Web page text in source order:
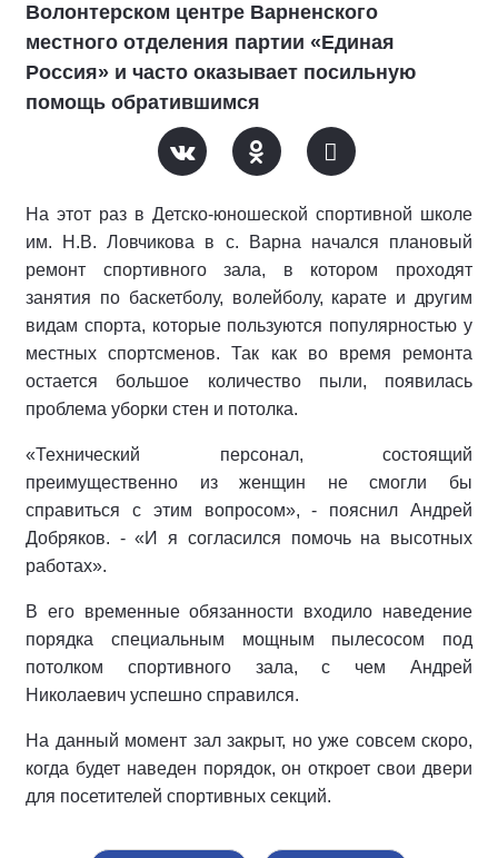
Волонтерском центре Варненского
местного отделения партии «Единая
Россия» и часто оказывает посильную
помощь обратившимся
На этот раз в Детско-юношеской спортивной школе
им. Н.В. Ловчикова в с. Варна начался плановый
ремонт спортивного зала, в котором проходят
занятия по баскетболу, волейболу, карате и другим
видам спорта, которые пользуются популярностью у
местных спортсменов. Так как во время ремонта
остается большое количество пыли, появилась
проблема уборки стен и потолка.
«Технический персонал, состоящий
преимущественно из женщин не смогли бы
справиться с этим вопросом», - пояснил Андрей
Добряков. - «И я согласился помочь на высотных
работах».
В его временные обязанности входило наведение
порядка специальным мощным пылесосом под
потолком спортивного зала, с чем Андрей
Николаевич успешно справился.
На данный момент зал закрыт, но уже совсем скоро,
когда будет наведен порядок, он откроет свои двери
для посетителей спортивных секций.